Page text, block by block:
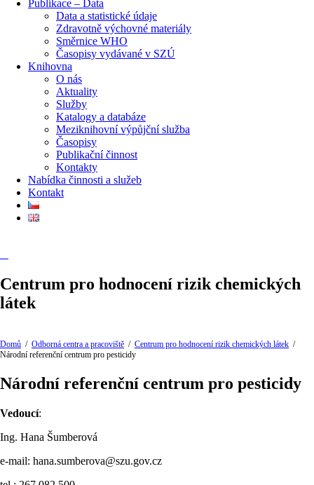
Publikace – Data
Data a statistické údaje
Zdravotně výchovné materiály
Směrnice WHO
Časopisy vydávané v SZÚ
Knihovna
O nás
Aktuality
Služby
Katalogy a databáze
Meziknihovní výpůjční služba
Časopisy
Publikační činnost
Kontakty
Nabídka činnosti a služeb
Kontakt
Centrum pro hodnocení rizik chemických
látek
Domů / Odborná centra a pracoviště / Centrum pro hodnocení rizik chemických látek /
Národní referenční centrum pro pesticidy
Národní referenční centrum pro pesticidy
Vedoucí:
Ing. Hana Šumberová
e-mail: hana.sumberova@szu.gov.cz